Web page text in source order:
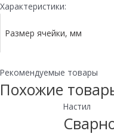
Характеристики:
Размер ячейки, мм
Рекомендуемые товары
Похожие
Настил